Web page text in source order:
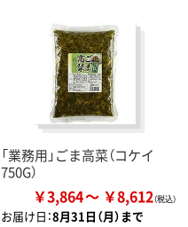
「業務用」ごま高菜（コケイ
750G）
￥3,864 ￥8,612
お届け日：8月31日（月）まで